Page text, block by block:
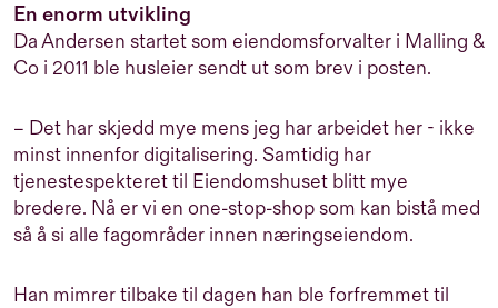
En enorm utvikling
Da Andersen startet som eiendomsforvalter i Malling &
Co i 2011 ble husleier sendt ut som brev i posten.
– Det har skjedd mye mens jeg har arbeidet her - ikke
minst innenfor digitalisering. Samtidig har
tjenestespekteret til Eiendomshuset blitt mye
bredere. Nå er vi en one-stop-shop som kan bistå med
så å si alle fagområder innen næringseiendom.
Han mimrer tilbake til dagen han ble forfremmet til